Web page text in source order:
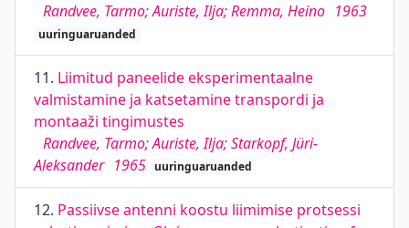
Randvee, Tarmo; Auriste, Ilja; Remma, Heino 1963
uuringuaruanded
11. Liimitud paneelide eksperimentaalne
valmistamine ja katsetamine transpordi ja
montaaži tingimustes
Randvee, Tarmo; Auriste, Ilja; Starkopf, Jüri-
Aleksander 1965 uuringuaruanded
12. Passiivse antenni koostu liimimise protsessi